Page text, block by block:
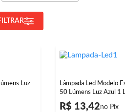
Luz
Lâmpada Led Modelo
50 Lúmens Luz Azul 1
R$ 13,42